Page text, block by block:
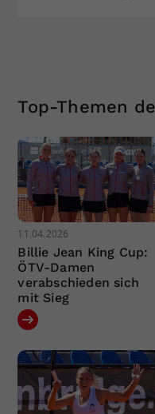
Top-Themen
11.04.2026
Billie Jean King Cup:
ÖTV-Damen
verabschieden sich
mit Sieg